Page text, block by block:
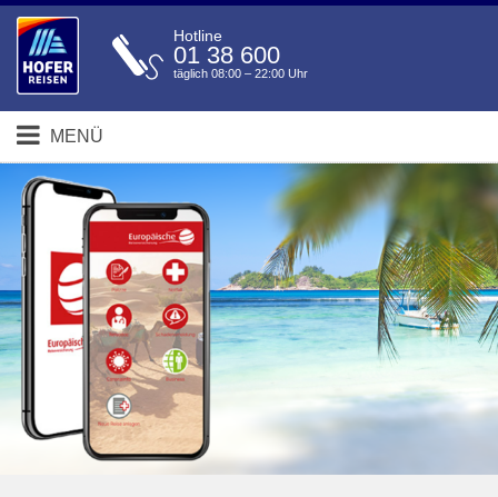
Hotline
01 38 600
täglich 08:00 – 22:00 Uhr
MENÜ